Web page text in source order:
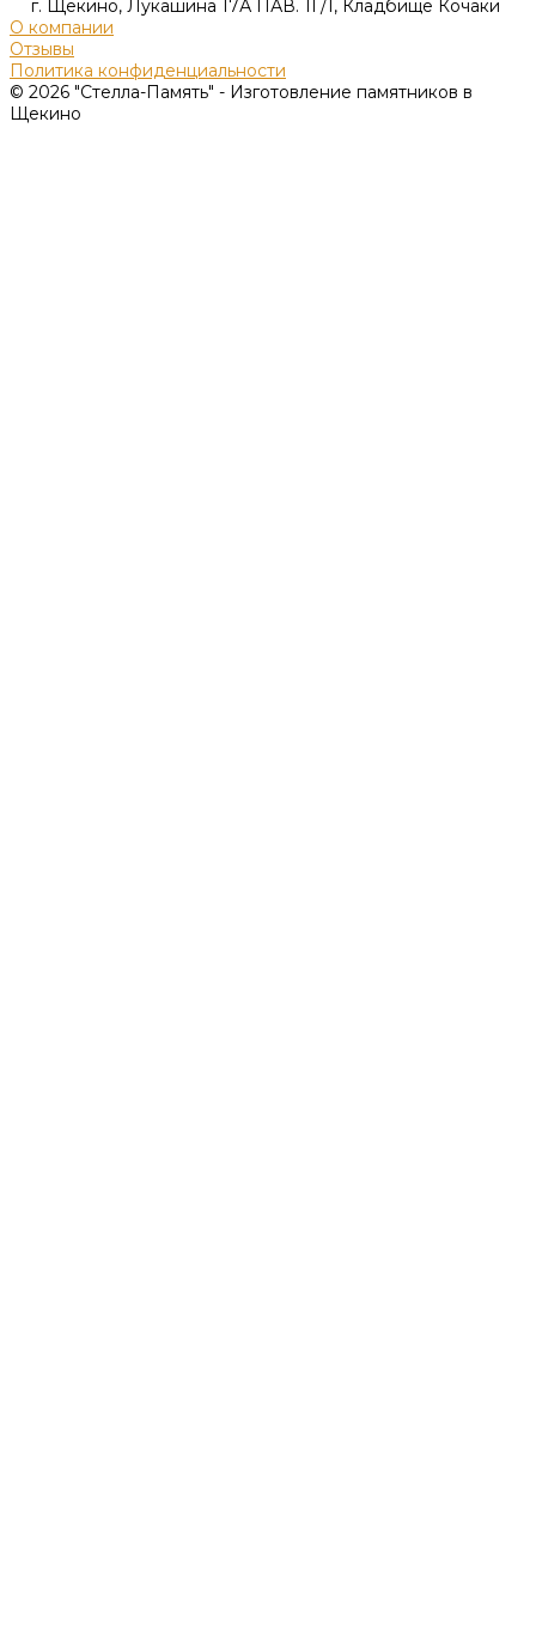
г. Щекино, Лукашина 17А ПАВ. 1Г/1, Кладбище Кочаки
О компании
Отзывы
Политика конфиденциальности
© 2026 "Стелла-Память" - Изготовление памятников в
Щекино